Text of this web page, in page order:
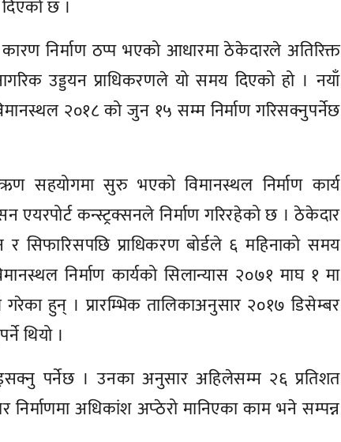
छ ।
निर्माण ठप्प भएको आधारमा ठेकेदारले अतिरिक्त
उड्डयन प्राधिकरणले यो समय दिएको हो । नयाँ
२०१८ को जुन १५ सम्म निर्माण गरिसक्नुपर्नेछ
सहयोगमा सुरु भएको विमानस्थल निर्माण कार्य
एयरपोर्ट कन्स्ट्रक्सनले निर्माण गरिरहेको छ । ठेकेदार
सिफारिसपछि प्राधिकरण बोर्डले ६ महिनाको समय
निर्माण कार्यको सिलान्यास २०७१ माघ १ मा
गरेका हुन् । प्रारम्भिक तालिकाअनुसार २०१७ डिसेम्बर
थियो ।
पर्नेछ । उनका अनुसार अहिलेसम्म २६ प्रतिशत
निर्माणमा अधिकांश अप्ठेरो मानिएका काम भने सम्पन्न